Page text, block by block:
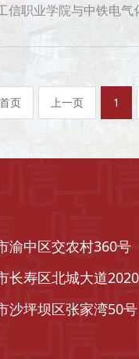
专业实训结业仪式2025年5月22日上午10:00至11:30，
首页 上一页 1
渝中区交农村360号
北城大道2020号
区张家湾50号（